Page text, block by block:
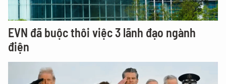
EVN đã buộc thôi việc 3 lãnh đạo ngành
điện